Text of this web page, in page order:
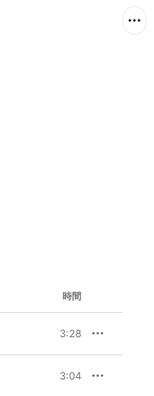
時間
3:28
3:04